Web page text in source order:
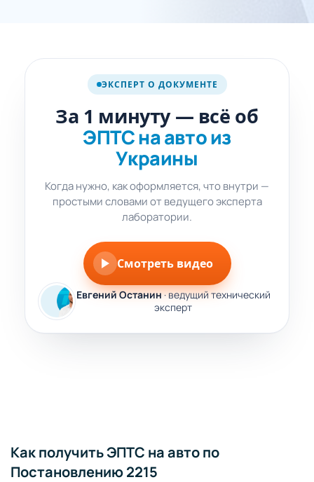
SHORT ·1 мин
из Украины
ЭКСПЕРТ О ДОКУМЕНТЕ
За 1 минуту — всё об
ЭПТС на авто из
Украины
Когда нужно, как оформляется, что внутри —
простыми словами от ведущего эксперта
лаборатории.
Смотреть видео
Евгений Останин· ведущий технический
эксперт
Как получить ЭПТС на авто по
Постановлению 2215